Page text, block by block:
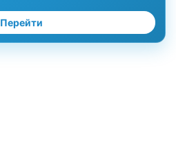
Перейти